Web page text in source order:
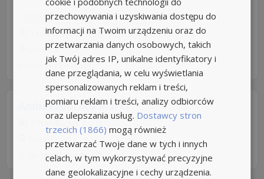
Umowa o pracę Rodzaj pracy: Stała
Uniwersytet WSB Merito w Gdańsku 4,6
Gdańsk
Wczorajz praca.pl
Ambasador/ka Marki
CHANEL sp. z o.o
2 dni temu z pracuj.pl
przechowywania i uzyskiwania dostępu do
informacji na Twoim urządzeniu oraz do
przetwarzania danych osobowych, takich
jak Twój adres IP, unikalne identyfikatory i
dane przeglądania, w celu wyświetlania
spersonalizowanych reklam i treści,
pomiaru reklam i treści, analizy odbiorców
oraz ulepszania usług. Dostawcy stron
trzecich (1866) mogą również
przetwarzać Twoje dane w tych i innych
celach, w tym wykorzystywać precyzyjne
dane geolokalizacyjne i cechy urządzenia.